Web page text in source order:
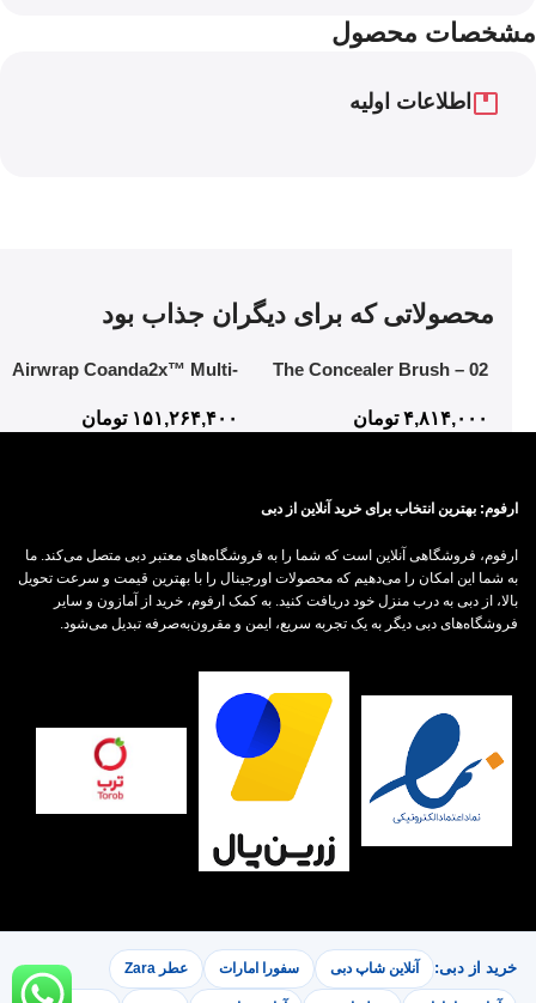
مشخصات محصول
اطلاعات اولیه
محصولاتی که برای دیگران جذاب بود
02 The Concealer Brush –
Application In Half The Time
۴,۸۱۴,۰۰۰ تومان
Airwrap Coanda2x™ Multi-
۱۵۱,۲۶۴,۴۰۰ تومان
ارفوم: بهترین انتخاب برای خرید آنلاین از دبی
ارفوم، فروشگاهی آنلاین است که شما را به فروشگاه‌های معتبر دبی متصل می‌کند. ما
به شما این امکان را می‌دهیم که محصولات اورجینال را با بهترین قیمت و سرعت تحویل
بالا، از دبی به درب منزل خود دریافت کنید. به کمک ارفوم، خرید از آمازون و سایر
فروشگاه‌های دبی دیگر به یک تجربه سریع، ایمن و مقرون‌به‌صرفه تبدیل می‌شود.
خرید از دبی: آنلاین شاپ دبی سفورا امارات عطر Zara